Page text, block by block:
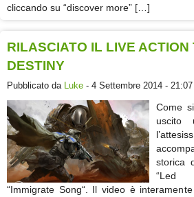
cliccando su “discover more” […]
RILASCIATO IL LIVE ACTION
DESTINY
Pubblicato da Luke - 4 Settembre 2014 - 21:07
Come
uscito
storica
“Led
“Immigrate Song“. Il video è